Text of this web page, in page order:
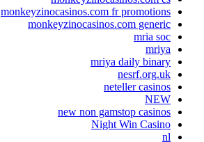
monkeyzinocasinos.com fr promotions
monkeyzinocasinos.com generic
mria soc
mriya
mriya daily binary
nesrf.org.uk
neteller casinos
NEW
new non gamstop casinos
Night Win Casino
nl